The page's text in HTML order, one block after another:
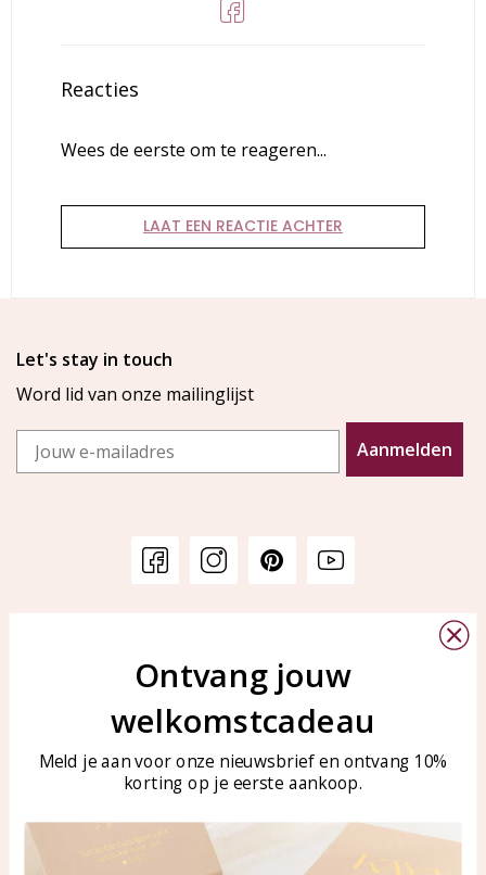
Reacties
Wees de eerste om te reageren...
LAAT EEN REACTIE ACHTER
Let's stay in touch
Word lid van onze mailinglijst
Email
Aanmelden
Veelgestelde vragen
Bellen of WhatsApp Ma-Vr
tussen 09:00-17:00
Tel: 0850003187
klantenservice@kayasierade
Ontvang jouw
welkomstcadeau
Meld je aan voor onze nieuwsbrief en ontvang 10%
korting op je eerste aankoop.